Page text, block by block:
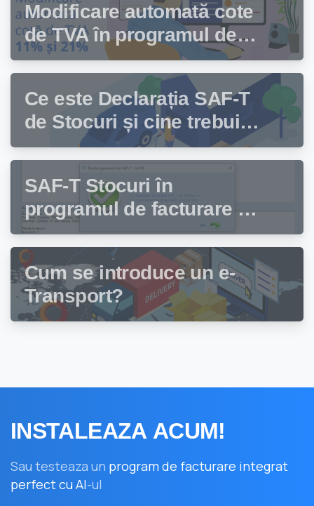
Modificare automată cote
de TVA în programul de
facturare Facturis
Ce este Declarația SAF-T
de Stocuri și cine trebuie
să depună această
declarație?
SAF-T Stocuri în
programul de facturare și
gestiune stocuri Facturis
Cum se introduce un e-
Transport?
INSTALEAZA ACUM!
Sau testeaza un program de facturare integrat
perfect cu AI-ul